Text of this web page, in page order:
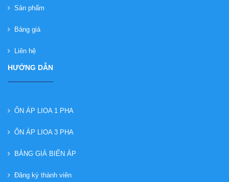
Sản phẩm
Bảng giá
Liên hệ
HƯỚNG DẪN
ỔN ÁP LIOA 1 PHA
ỔN ÁP LIOA 3 PHA
BẢNG GIÁ BIẾN ÁP
Đăng ký thành viên